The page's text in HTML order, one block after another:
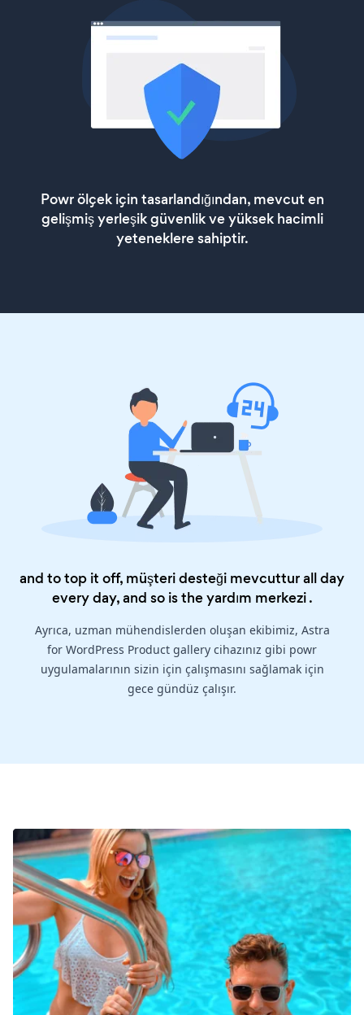
Powr ölçek için tasarlandığından, mevcut en
gelişmiş yerleşik güvenlik ve yüksek hacimli
yeteneklere sahiptir.
and to top it off, müşteri desteği mevcuttur all day
every day, and so is theyardım merkezi.
Ayrıca, uzman mühendislerden oluşan ekibimiz, Astra
for WordPress Product gallery cihazınız gibi powr
uygulamalarının sizin için çalışmasını sağlamak için
gece gündüz çalışır.